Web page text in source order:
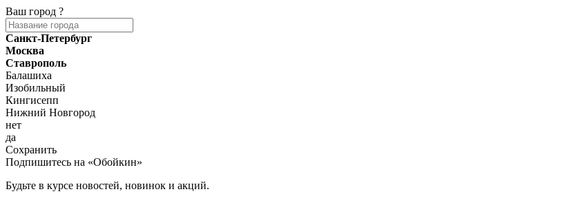
Ваш город ?
Санкт-Петербург
Москва
Ставрополь
Балашиха
Изобильный
Кингисепп
Нижний Новгород
нет
да
Сохранить
Подпишитесь на «Обойкин»
Будьте в курсе новостей, новинок и акций.